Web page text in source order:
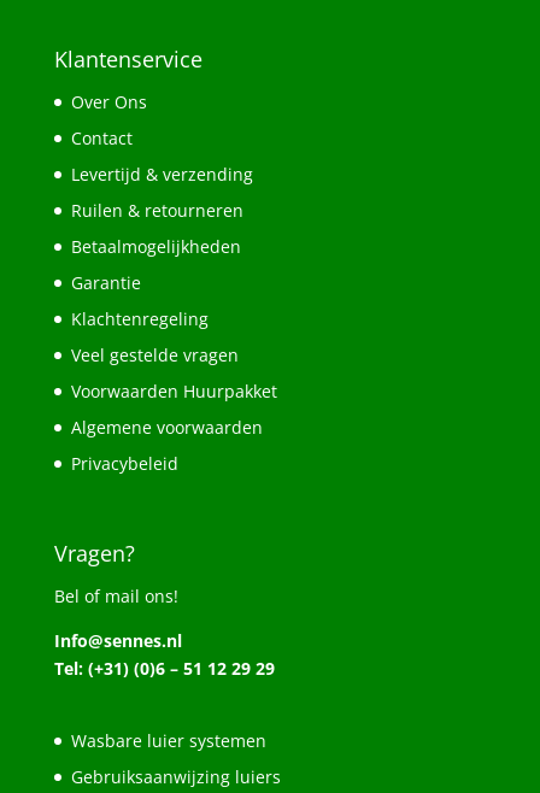
Klantenservice
Over Ons
Contact
Levertijd & verzending
Ruilen & retourneren
Betaalmogelijkheden
Garantie
Klachtenregeling
Veel gestelde vragen
Voorwaarden Huurpakket
Algemene voorwaarden
Privacybeleid
Vragen?
Bel of mail ons!
Info@sennes.nl
Tel: (+31) (0)6 – 51 12 29 29
Wasbare luier systemen
Gebruiksaanwijzing luiers